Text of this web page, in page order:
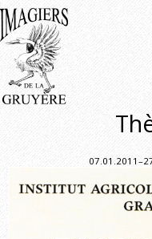
À venir
Passées